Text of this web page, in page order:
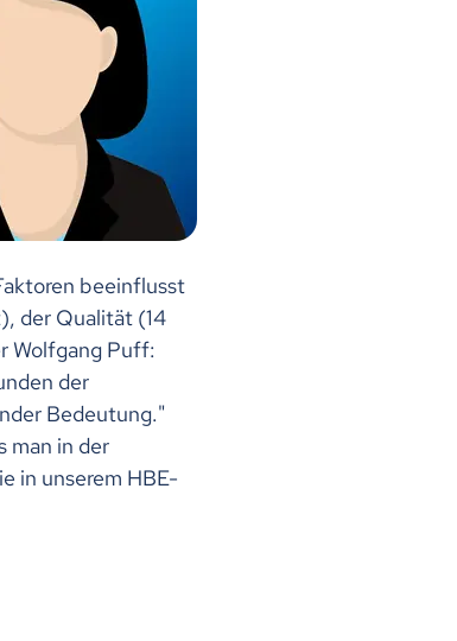
beeinflusst
der Qualität (14
Wolfgang Puff:
der
Bedeutung."
man in der
in unserem HBE-